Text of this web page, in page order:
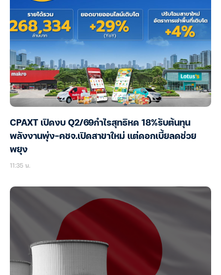
CPAXT เปิดงบ Q2/69กำไรสุทธิหด 18%รับต้นทุน
พลังงานพุ่ง-คชจ.เปิดสาขาใหม่ แต่ดอกเบี้ยลดช่วย
พยุง
11:35 น.